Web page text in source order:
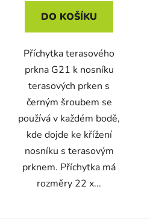
DO KOŠÍKU
Příchytka terasového
prkna G21 k nosníku
terasových prken s
černým šroubem se
používá v každém bodě,
kde dojde ke křížení
nosníku s terasovým
prknem. Příchytka má
rozměry 22 x...